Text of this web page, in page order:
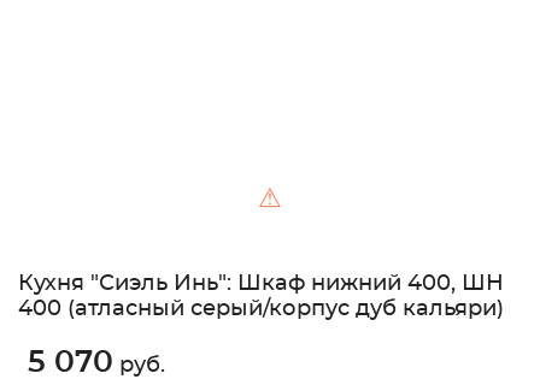
⚠
Кухня "Сиэль Инь": Шкаф нижний 400, ШН
400 (атласный серый/корпус дуб кальяри)
5 070 руб.